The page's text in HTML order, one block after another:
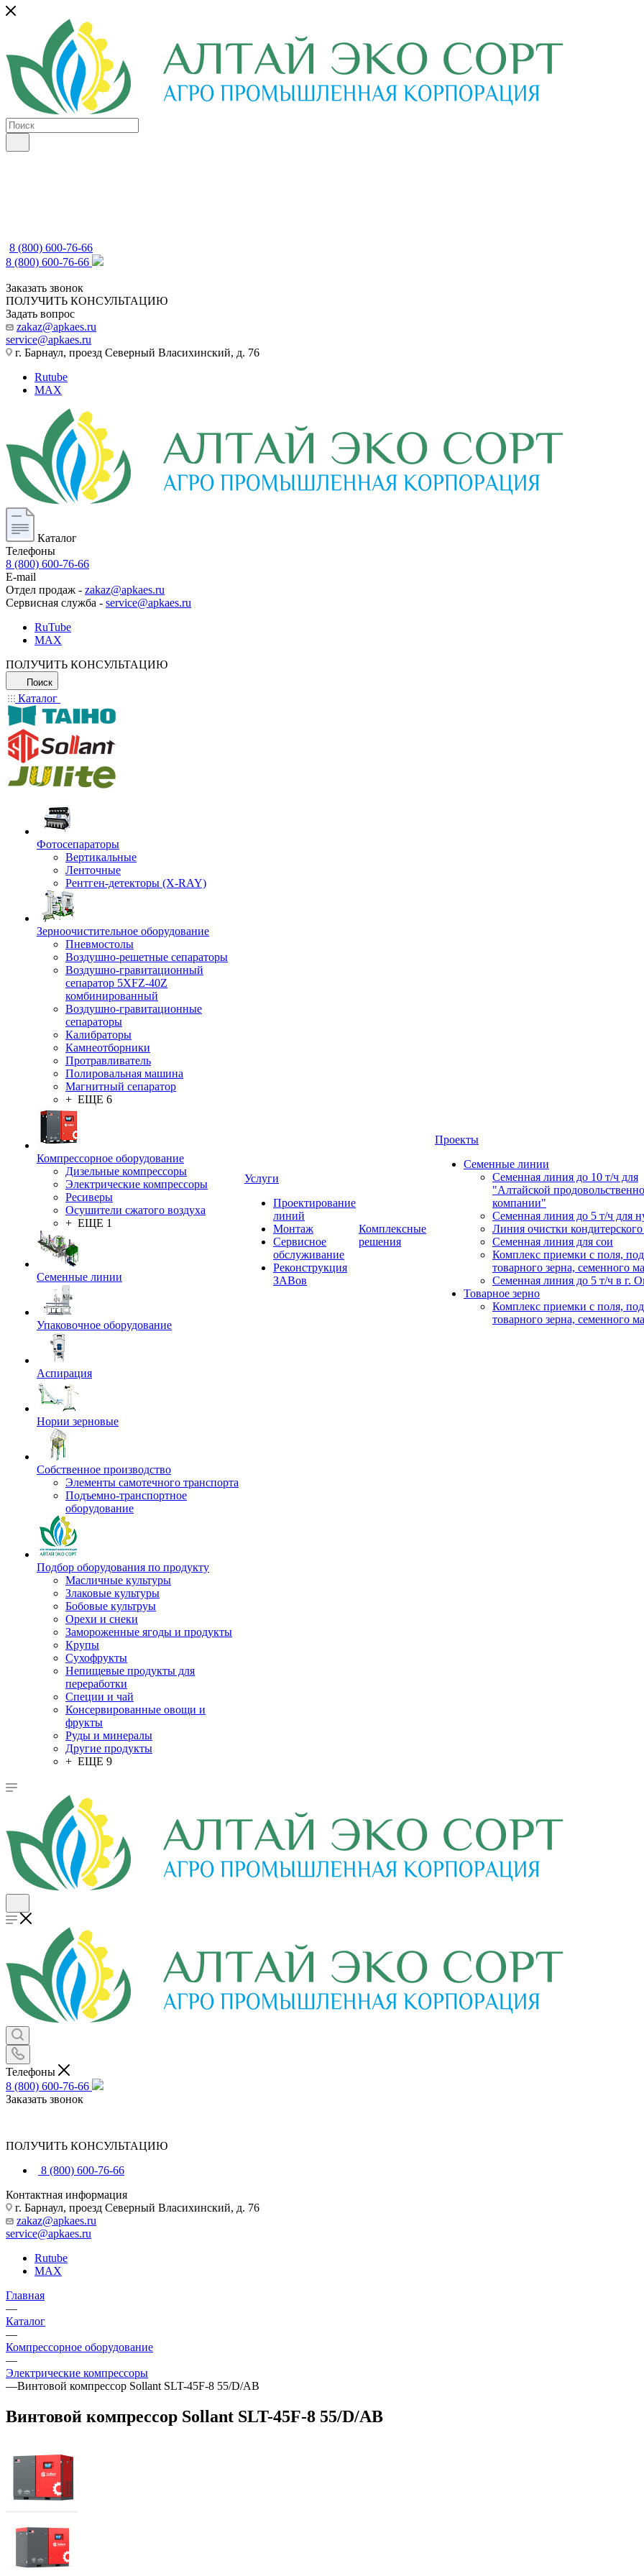
8 (800) 600-76-66
8 (800) 600-76-66
Заказать звонок
ПОЛУЧИТЬ КОНСУЛЬТАЦИЮ
Задать вопрос
zakaz@apkaes.ru
service@apkaes.ru
г. Барнаул, проезд Северный Власихинский, д. 76
Rutube
MAX
Каталог
Телефоны
8 (800) 600-76-66
E-mail
Отдел продаж - zakaz@apkaes.ru
Сервисная служба - service@apkaes.ru
RuTube
MAX
ПОЛУЧИТЬ КОНСУЛЬТАЦИЮ
Поиск
Каталог
Фотосепараторы
Вертикальные
Ленточные
Рентген-детекторы (X-RAY)
Зерноочистительное оборудование
Пневмостолы
Воздушно-решетные сепараторы
Воздушно-гравитационный
сепаратор 5XFZ-40Z
комбинированный
Воздушно-гравитационные
сепараторы
Калибраторы
Камнеотборники
Протравливатель
Полировальная машина
Магнитный сепаратор
+ ЕЩЕ 6
Компрессорное оборудование
Дизельные компрессоры
Электрические компрессоры
Ресиверы
Осушители сжатого воздуха
+ ЕЩЕ 1
Семенные линии
Упаковочное оборудование
Аспирация
Нории зерновые
Собственное производство
Элементы самотечного транспорта
Подъемно-транспортное
оборудование
Подбор оборудования по продукту
Масличные культуры
Злаковые культуры
Бобовые культруы
Орехи и снеки
Замороженные ягоды и продукты
Крупы
Сухофрукты
Непищевые продукты для
переработки
Специи и чай
Консервированные овощи и
фрукты
Руды и минералы
Другие продукты
+ ЕЩЕ 9
Услуги
Проектирование
линий
Монтаж
Сервисное
обслуживание
Реконструкция
ЗАВов
Комплексные
решения
Проекты
Семенные линии
Семенная линия до 10 т/ч для
"Алтайской
компании"
Семенная линия до 5 т/ч для
Линия очистки кондитерского
Семенная линия для сои
Комплекс приемки с поля,
товарного зерна, семенного
Семенная линия до 5 т/ч в г.
Товарное зерно
Комплекс приемки с поля,
товарного зерна, семенного
Телефоны
8 (800) 600-76-66
Заказать звонок
ПОЛУЧИТЬ КОНСУЛЬТАЦИЮ
8 (800) 600-76-66
Контактная информация
г. Барнаул, проезд Северный Власихинский, д. 76
zakaz@apkaes.ru
service@apkaes.ru
Rutube
MAX
Главная
—
Каталог
—
Компрессорное оборудование
—
Электрические компрессоры
—Винтовой компрессор Sollant SLT-45F-8 55/D/AB
Винтовой компрессор Sollant SLT-45F-8 55/D/AB